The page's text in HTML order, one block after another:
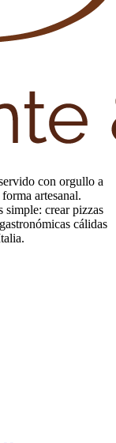
con orgullo a
artesanal.
simple: crear pizzas
cálidas